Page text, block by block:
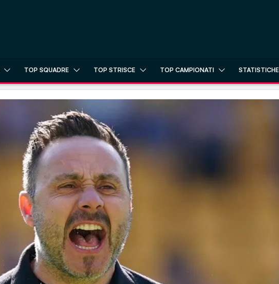
TOP SQUADRE TOP STRISCE TOP CAMPIONATI STATISTICHE